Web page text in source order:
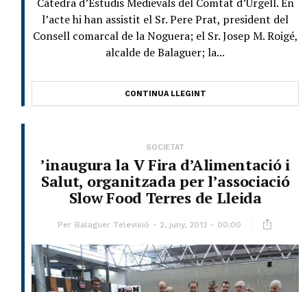
l’acte hi han assistit el Sr. Pere Prat, president del
Consell comarcal de la Noguera; el Sr. Josep M. Roigé,
alcalde de Balaguer; la...
CONTINUA LLEGINT
SOCIETAT
’inaugura la V Fira d’Alimentació i
Salut, organitzada per l’associació
Slow Food Terres de Lleida
Per Balaguer Televisió 2, juny, 2012 - 00:00